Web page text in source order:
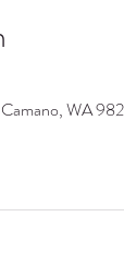
WA